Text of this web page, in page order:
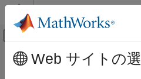
コンテンツへスキップ
オフキャンバス
ドキュメンテーションのホーム
メインコンテンツ
自動リフロー機
Web サイトの